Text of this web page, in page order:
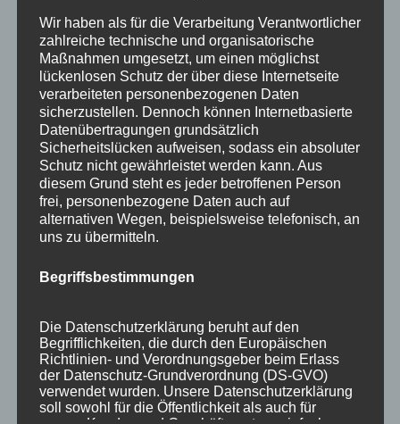
Ausstellungen
Flechtkurse
Impressionen
Info
Natur in Form
Termine
Stichworte
Allgäu Annette Rehle Atelier
Event Flechten flechten lernen Flechtkunst
Flechtkurs Flechtkurse Flechttechnik Flechtwerkstatt
Garten Gartenausstellung Handwerk
Wir haben als für die Verarbeitung Verantwortlicher
zahlreiche technische und organisatorische
Maßnahmen umgesetzt, um einen möglichst
lückenlosen Schutz der über diese Internetseite
verarbeiteten personenbezogenen Daten
sicherzustellen. Dennoch können Internetbasierte
Datenübertragungen grundsätzlich
Sicherheitslücken aufweisen, sodass ein absoluter
Schutz nicht gewährleistet werden kann. Aus
diesem Grund steht es jeder betroffenen Person
frei, personenbezogene Daten auch auf
alternativen Wegen, beispielsweise telefonisch, an
uns zu übermitteln.
Begriffsbestimmungen
Die Datenschutzerklärung beruht auf den
Begrifflichkeiten, die durch den Europäischen
Richtlinien- und Verordnungsgeber beim Erlass
der Datenschutz-Grundverordnung (DS-GVO)
verwendet wurden. Unsere Datenschutzerklärung
soll sowohl für die Öffentlichkeit als auch für